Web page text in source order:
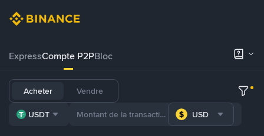
ExpressCompte P2PBloc
Acheter Vendre
USDT USD